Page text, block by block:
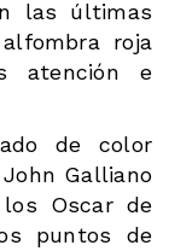
las últimas
roja
atención e
de color
Galliano
Oscar de
puntos de